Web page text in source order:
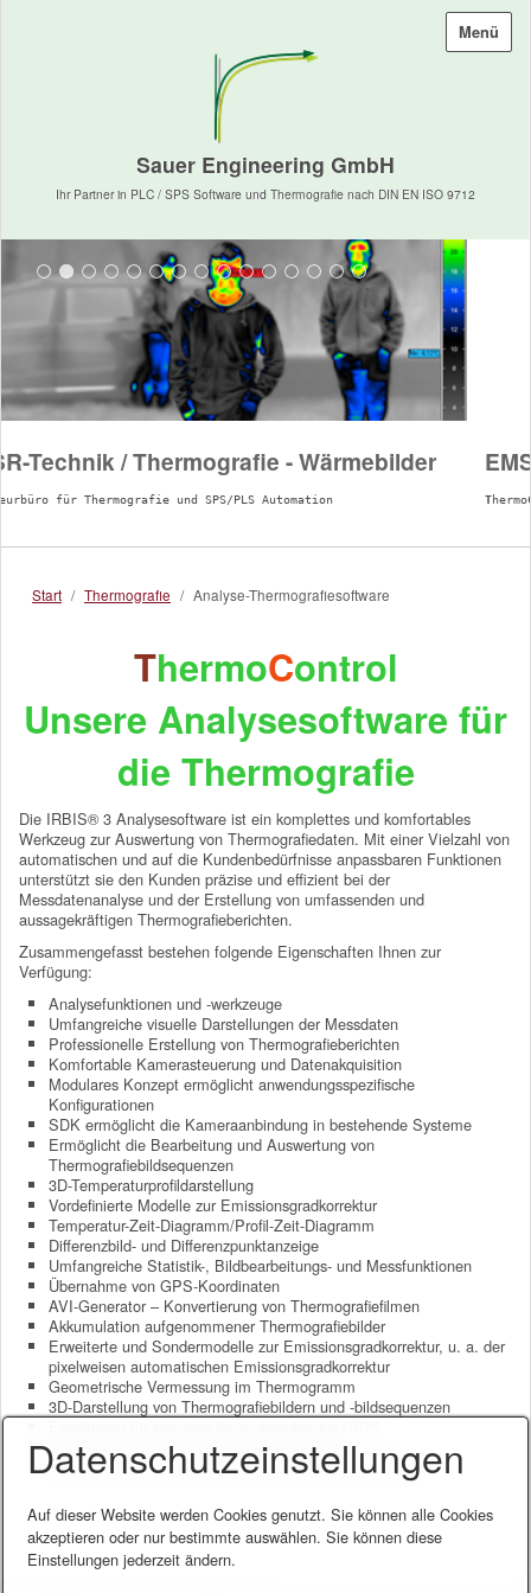
Menü
Sauer Engineering GmbH
Ihr Partner in PLC / SPS Software und Thermografie nach DIN EN ISO 9712
/ Thermografie - Wärmebilder
und SPS/PLS Automation
EMSR-
ontrol -
Start / Thermografie / Analyse-Thermografiesoftware
ThermoControl
Unsere Analysesoftware für
die Thermografie
Die IRBIS® 3 Analysesoftware ist ein komplettes und komfortables
Werkzeug zur Auswertung von Thermografiedaten. Mit einer Vielzahl von
automatischen und auf die Kundenbedürfnisse anpassbaren Funktionen
unterstützt sie den Kunden präzise und effizient bei der
Messdatenanalyse und der Erstellung von umfassenden und
aussagekräftigen Thermografieberichten.
Zusammengefasst bestehen folgende Eigenschaften Ihnen zur
Verfügung:
Analysefunktionen und -werkzeuge
Umfangreiche visuelle Darstellungen der Messdaten
Professionelle Erstellung von Thermografieberichten
Komfortable Kamerasteuerung und Datenakquisition
Modulares Konzept ermöglicht anwendungsspezifische
Konfigurationen
SDK ermöglicht die Kameraanbindung in bestehende Systeme
Ermöglicht die Bearbeitung und Auswertung von
Thermografiebildsequenzen
3D-Temperaturprofildarstellung
Vordefinierte Modelle zur Emissionsgradkorrektur
Temperatur-Zeit-Diagramm/Profil-Zeit-Diagramm
Differenzbild- und Differenzpunktanzeige
Umfangreiche Statistik-, Bildbearbeitungs- und Messfunktionen
Übernahme von GPS-Koordinaten
AVI-Generator – Konvertierung von Thermografiefilmen
Akkumulation aufgenommener Thermografiebilder
Erweiterte und Sondermodelle zur Emissionsgradkorrektur, u. a. der
pixelweisen automatischen Emissionsgradkorrektur
Geometrische Vermessung im Thermogramm
3D-Darstellung von Thermografiebildern und -bildsequenzen
Parallele Analyse mehrerer Thermogramme
IRBIS® 3 mosaic, Makro-, Sequenz- und Paletteneditor etc..
Datenschutzeinstellungen
Auf dieser Website werden Cookies genutzt. Sie können alle Cookies
akzeptieren oder nur bestimmte auswählen. Sie können diese
Einstellungen jederzeit ändern.